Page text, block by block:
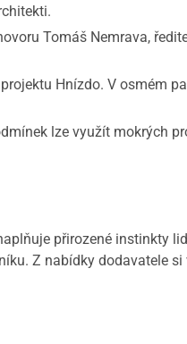
Tomáš Nemrava,
Hnízdo. V osmém
lze využít mokrých
přirozené instinkty
Z nabídky dodavatele